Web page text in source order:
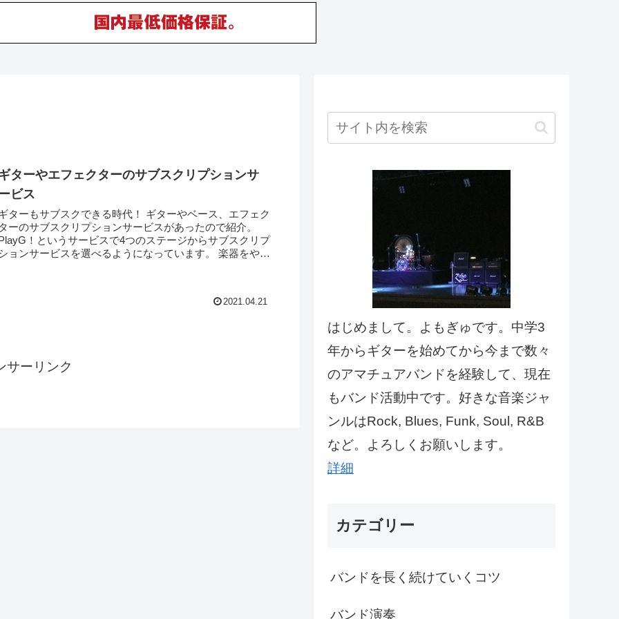
ターやエフェクターのサブスクリプションサ
ビス
ターもサブスクできる時代！ ギターやベース、エフェク
ーのサブスクリプションサービスがあったので紹介。
！というサービスで4つのステージからサブスクリプ
ョンサービスを選べるようになっています。 楽器をやり
2021.04.21
サーリンク
はじめまして。よもぎゅです。中学3
年からギターを始めてから今まで数々
のアマチュアバンドを経験して、現在
もバンド活動中です。好きな音楽ジャ
ンルはRock, Blues, Funk, Soul, R&B
など。よろしくお願いします。
詳細
カテゴリー
バンドを長く続けていくコツ
バンド演奏